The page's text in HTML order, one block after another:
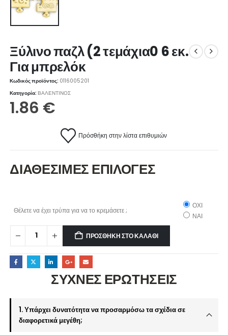
Ξύλινο παζλ (2 τεμάχια0 6 εκ.
Για μπρελόκ
Κωδικός προϊόντος: 0116005201
Κατηγορία:ΒΑΛΕΝΤΙΝΟΣ
1.86 €
Πρόσθήκη στην λίστα επιθυμιών
ΔΙΑΘΕΣΙΜΕΣ ΕΠΙΛΟΓΕΣ
Θέλετε να έχει τρύπα για να το κρεμάσετε ;
ΟΧΙ
ΝΑΙ
ΠΡΟΣΘΉΚΗ ΣΤΟ ΚΑΛΆΘΙ
ΣΥΧΝΕΣ ΕΡΩΤΗΣΕΙΣ
1. Υπάρχει δυνατότητα να προσαρμόσω τα σχέδια σε
διαφορετικά μεγέθη;